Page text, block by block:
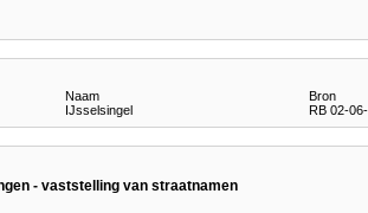
Naam
Bron
IJsselsingel RB 02-
- vaststelling van straatnamen